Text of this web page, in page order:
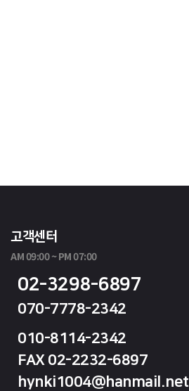
고객센터
AM 09:00 ~ PM 07:00
02-3298-6897
070-7778-2342
010-8114-2342
FAX 02-2232-6897
hynki1004@hanmail.net